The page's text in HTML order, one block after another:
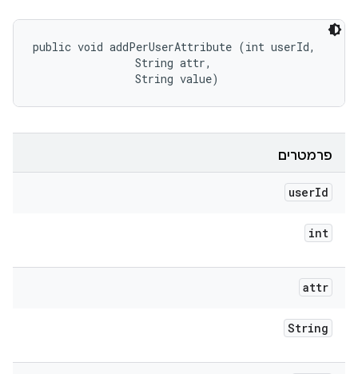
public void addPerUserAttribute (int userId,
                String attr,
                String value)
פרמטרים
userId
int
attr
String